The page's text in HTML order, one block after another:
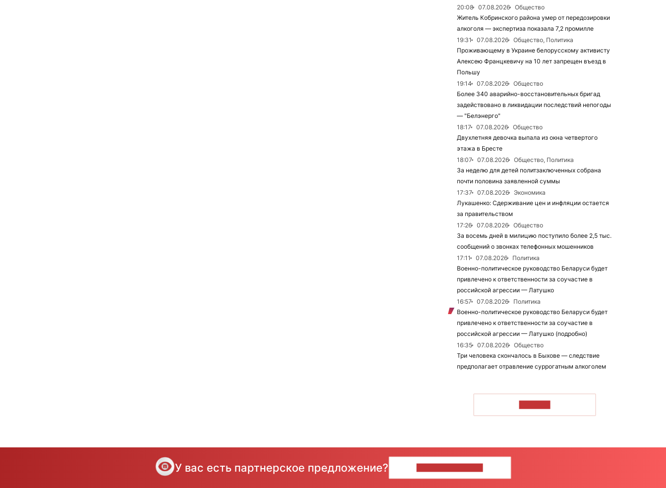
20:08
07.08.2026
Общество
Житель Кобринского района умер от передозировки
алкоголя — экспертиза показала 7,2 промилле
19:31
07.08.2026
Общество, Политика
Проживающему в Украине белорусскому активисту
Алексею Францкевичу на 10 лет запрещен въезд в
Польшу
19:14
07.08.2026
Общество
Более 340 аварийно-восстановительных бригад
задействовано в ликвидации последствий непогоды
— "Белэнерго"
18:17
07.08.2026
Общество
Двухлетняя девочка выпала из окна четвертого
этажа в Бресте
18:07
07.08.2026
Общество, Политика
За неделю для детей политзаключенных собрана
почти половина заявленной суммы
17:37
07.08.2026
Экономика
Лукашенко: Сдерживание цен и инфляции остается
за правительством
17:26
07.08.2026
Общество
За восемь дней в милицию поступило более 2,5 тыс.
сообщений о звонках телефонных мошенников
17:11
07.08.2026
Политика
Военно-политическое руководство Беларуси будет
привлечено к ответственности за соучастие в
российской агрессии — Латушко
16:57
07.08.2026
Политика
Военно-политическое руководство Беларуси будет
привлечено к ответственности за соучастие в
российской агрессии — Латушко (подробно)
16:35
07.08.2026
Общество
Три человека скончалось в Быхове — следствие
предполагает отравление суррогатным алкоголем
У вас есть партнерское предложение?